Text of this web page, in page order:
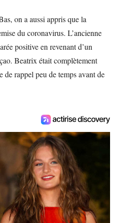
on a aussi appris que la
du coronavirus. L’ancienne
positive en revenant d’un
Beatrix était complètement
de rappel peu de temps avant de